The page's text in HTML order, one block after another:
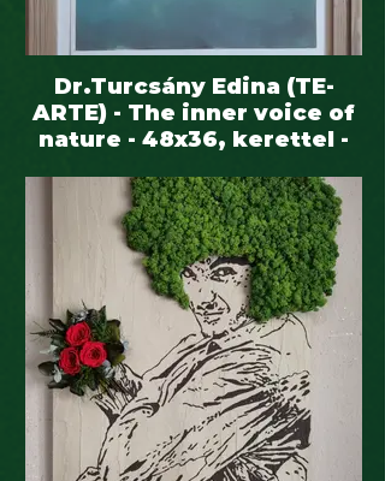
Dr.Turcsány Edina (TE-
ARTE) - The inner voice of
nature - 48x36, kerettel -